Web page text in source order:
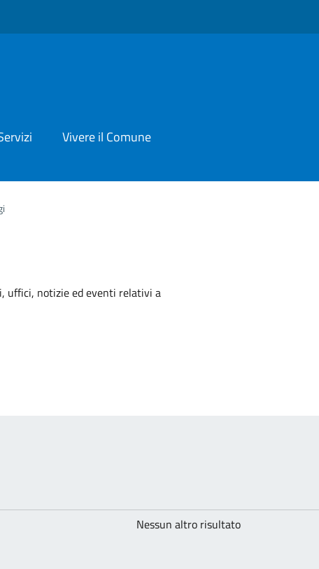
Vivere il Comune
uffici, notizie ed eventi relativi a
Nessun altro risultato